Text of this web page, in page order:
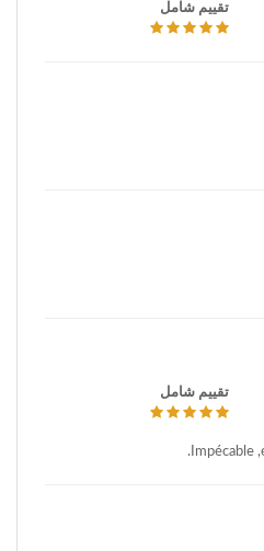
تقييم شامل
تقييم شامل
Impécable